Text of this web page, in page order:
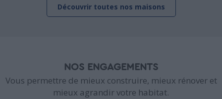
Découvrir toutes nos maisons
NOS ENGAGEMENTS
Vous permettre de mieux construire, mieux rénover et
mieux agrandir votre habitat.